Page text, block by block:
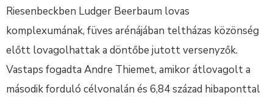
Riesenbeckben Ludger Beerbaum lovas
komplexumának, füves arénájában teltházas közönség
előtt lovagolhattak a döntőbe jutott versenyzők.
Vastaps fogadta Andre Thiemet, amikor átlovagolt a
második forduló célvonalán és 6,84 század hibaponttal